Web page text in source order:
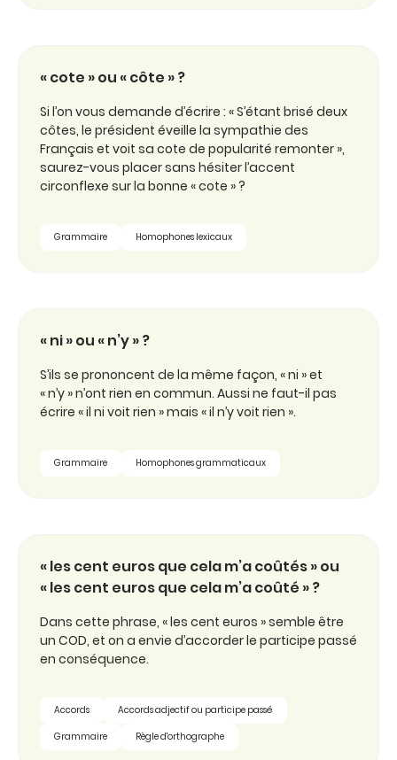
« cote » ou « côte » ?
Si l’on vous demande d’écrire : « S’étant brisé deux
côtes, le président éveille la sympathie des
Français et voit sa cote de popularité remonter »,
saurez-vous placer sans hésiter l’accent
circonflexe sur la bonne « cote » ?
Grammaire Homophones lexicaux
« ni » ou « n’y » ?
S’ils se prononcent de la même façon, « ni » et
« n’y » n’ont rien en commun. Aussi ne faut-il pas
écrire « il ni voit rien » mais « il n’y voit rien ».
Grammaire Homophones grammaticaux
« les cent euros que cela m’a coûtés » ou
« les cent euros que cela m’a coûté » ?
Dans cette phrase, « les cent euros » semble être
un COD, et on a envie d’accorder le participe passé
en conséquence.
Accords
Accords adjectif ou participe passé
Grammaire
Règle d'orthographe